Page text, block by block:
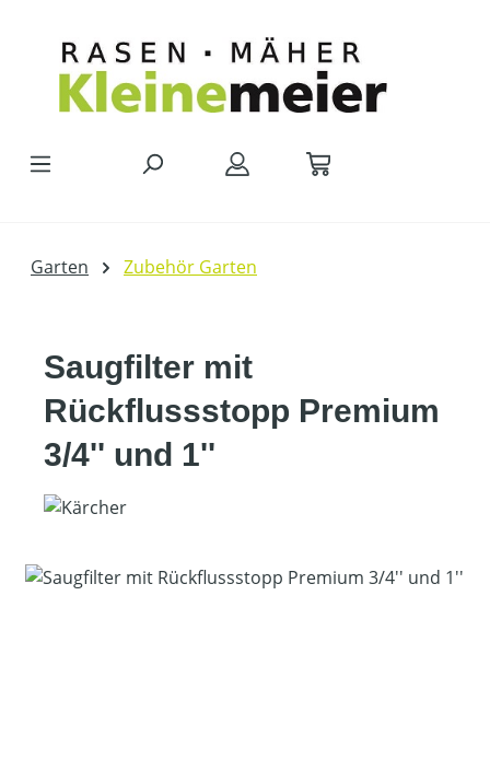
Garten Zubehör Garten
Saugfilter mit
Rückflussstopp Premium
3/4'' und 1''
Bildergalerie überspringen